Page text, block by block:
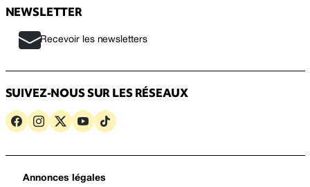
NEWSLETTER
Recevoir les newsletters
SUIVEZ-NOUS SUR LES RÉSEAUX
Annonces légales